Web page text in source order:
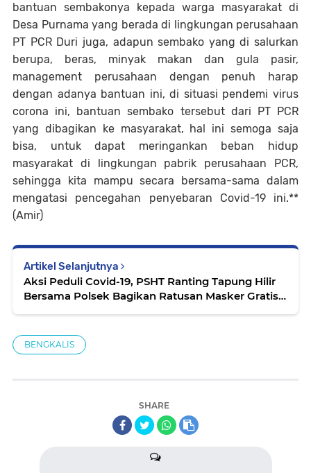
bantuan sembakonya kepada warga masyarakat di
Desa Purnama yang berada di lingkungan perusahaan
PT PCR Duri juga, adapun sembako yang di salurkan
berupa, beras, minyak makan dan gula pasir,
management perusahaan dengan penuh harap
dengan adanya bantuan ini, di situasi pendemi virus
corona ini, bantuan sembako tersebut dari PT PCR
yang dibagikan ke masyarakat, hal ini semoga saja
bisa, untuk dapat meringankan beban hidup
masyarakat di lingkungan pabrik perusahaan PCR,
sehingga kita mampu secara bersama-sama dalam
mengatasi pencegahan penyebaran Covid-19 ini.**
(Amir)
Artikel Selanjutnya
Aksi Peduli Covid-19, PSHT Ranting Tapung Hilir
Bersama Polsek Bagikan Ratusan Masker Gratis
BENGKALIS
SHARE